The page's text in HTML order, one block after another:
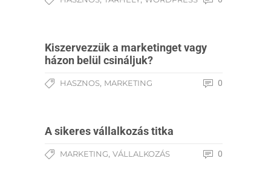
Kiszervezzük a marketinget vagy
házon belül csináljuk?
HASZNOS, MARKETING 0
A sikeres vállalkozás titka
MARKETING, VÁLLALKOZÁS 0